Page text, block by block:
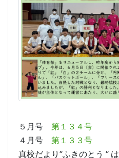
５月号 第１３４号
４月号 第１３３号
真校だより”ふきのとう ” は